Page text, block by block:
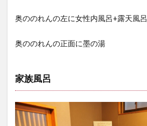
奥ののれんの左に女性内風呂+露天風呂
奥ののれんの正面に墨の湯
家族風呂